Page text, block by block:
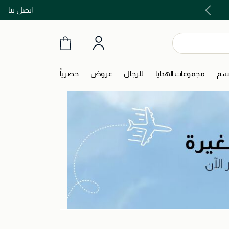
اتصل بنااشتري الآن و ادفع لاحقاً مع تابي و تمارا!
مجموعات الهدايا للرجال عروض حصرياً